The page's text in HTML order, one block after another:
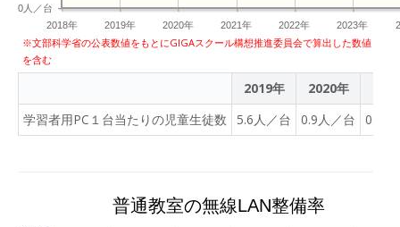
た。 iPadで解説動画を聴き
ながら、プリントで問題を
ったです。解説動画を聴き
ながら問題に取り組むとき
には、iPadとプリントを併
ルを電子黒板に映して、今
題に取り組んでいた。
2018年 2019年 2020年 2021年 2022年 2023年
0人／台
※文部科学省の公表数値をもとにGIGAスクール構想推進委員会で算出した数値
を含む
2019年 2020年
学習者用PC１台当たりの児童生徒数
5.6人／台 0.9人／台 0.9人
普通教室の無線LAN整備率